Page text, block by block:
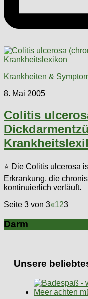
Krankheiten &
8. Mai 2005
Colitis
⭐ Die Colitis ulcerosa
Erkrankung, die
kontinuierlich verläuft.
Seite 3 von 3«123
Darm
Unsere